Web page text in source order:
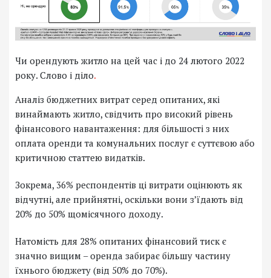
Чи орендують житло на цей час і до 24 лютого 2022
року. Слово і діло.
Аналіз бюджетних витрат серед опитаних, які
винаймають житло, свідчить про високий рівень
фінансового навантаження: для більшості з них
оплата оренди та комунальних послуг є суттєвою або
критичною статтею видатків.
Зокрема, 36% респондентів ці витрати оцінюють як
відчутні, але прийнятні, оскільки вони з’їдають від
20% до 50% щомісячного доходу.
Натомість для 28% опитаних фінансовий тиск є
значно вищим – оренда забирає більшу частину
їхнього бюджету (від 50% до 70%).